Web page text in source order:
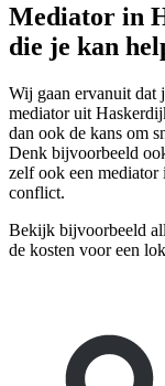
Mediator in
die je kan
Wij gaan ervanuit
mediator uit
dan ook de kans om
Denk bijvoorbeeld
zelf ook een mediator
conflict.
Bekijk bijvoorbeeld
de kosten voor een